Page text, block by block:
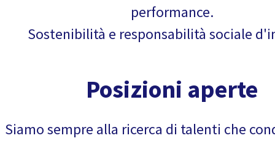
performance.
Sostenibilità e responsabilità sociale
Posizioni aperte
Siamo sempre alla ricerca di talenti che